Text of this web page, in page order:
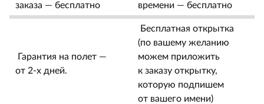
заказа — бесплатно
времени — бесплатно
Гарантия на полет —
от 2-х дней.
Бесплатная открытка
(по вашему желанию
можем приложить
к заказу открытку,
которую подпишем
от вашего имени)